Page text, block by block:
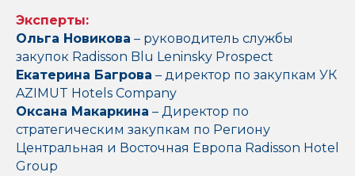
Эксперты:
Ольга Новикова – руководитель службы
закупок Radisson Blu Leninsky Prospect
Екатерина Багрова – директор по закупкам УК
AZIMUT Hotels Company
Оксана Макаркина – Директор по
стратегическим закупкам по Региону
Центральная и Восточная Европа Radisson Hotel
Group